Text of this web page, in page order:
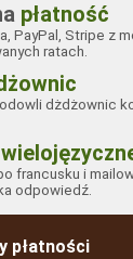
płatność
PayPal, Stripe z
ratach.
dżdżownic
francusku i
odpowiedź.
płatności